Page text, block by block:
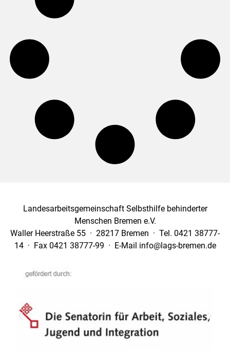
Landesarbeitsgemeinschaft Selbsthilfe behinderter
Menschen Bremen e.V.
Waller Heerstraße 55 · 28217 Bremen · Tel. 0421 38777-
14 · Fax 0421 38777-99 · E-Mail info@lags-bremen.de